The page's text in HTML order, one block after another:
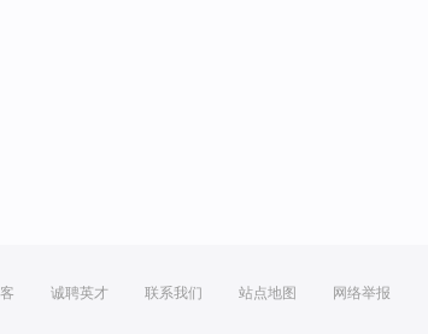
诚聘英才 联系我们 站点地图 网络举报